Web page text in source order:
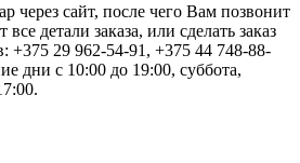
через сайт, после чего Вам позвонит
детали заказа, или сделать заказ
+375 29 962-54-91, +375 44 748-88-
дни с 10:00 до 19:00, суббота,